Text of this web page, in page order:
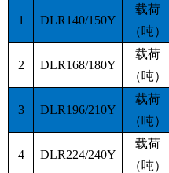
1 DLR140/150Y
载荷
（吨）
2 DLR168/180Y
载荷
（吨）
3 DLR196/210Y
载荷
（吨）
4 DLR224/240Y
载荷
（吨）